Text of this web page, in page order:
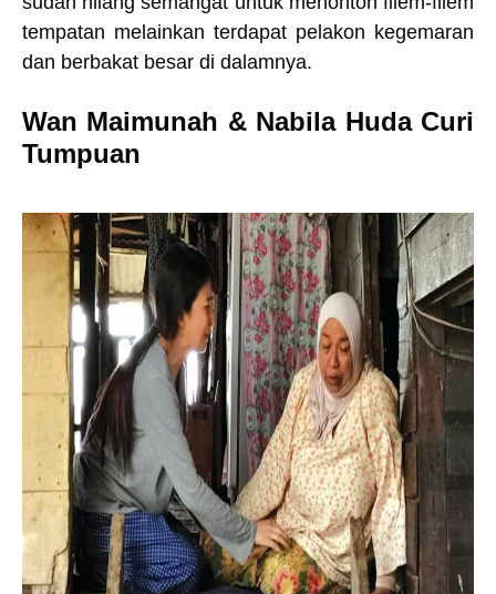
tempatan melainkan terdapat pelakon kegemaran
dan berbakat besar di dalamnya.
Wan Maimunah & Nabila Huda Curi
Tumpuan